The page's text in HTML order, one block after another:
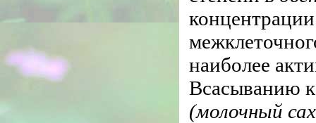
наиболее
Всасыванию
(молочный